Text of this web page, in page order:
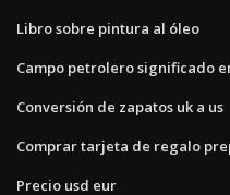
Libro sobre pintura al óleo
Campo petrolero significado
Conversión de zapatos uk a us
Comprar tarjeta de regalo
Precio usd eur